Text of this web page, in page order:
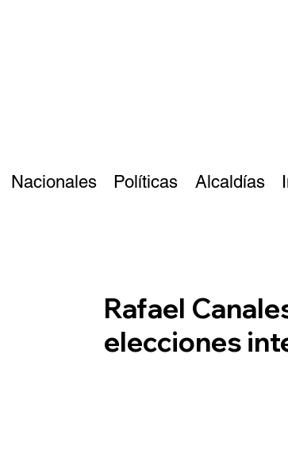
Nacionales Políticas Alcaldías
Rafael
elecciones